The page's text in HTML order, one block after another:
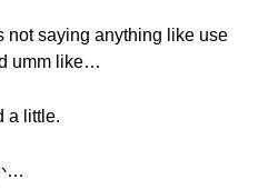
not saying anything like use
umm like…
a little.
…